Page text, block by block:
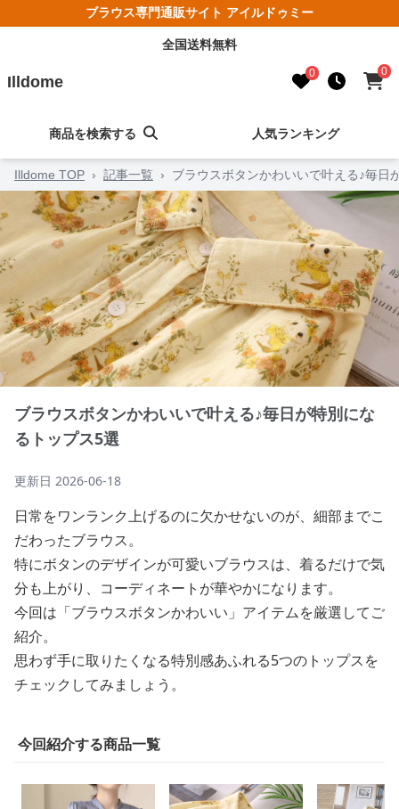
ブラウス専門通販サイト アイルドゥミー
全国送料無料
Illdome 0 0
商品を検索する 人気ランキング
Illdome TOP › 記事一覧 › ブラウスボタンかわいいで叶える♪毎日
ブラウスボタンかわいいで叶える♪毎日が特別にな
るトップス5選
更新日 2026-06-18
日常をワンランク上げるのに欠かせないのが、細部までこ
だわったブラウス。
特にボタンのデザインが可愛いブラウスは、着るだけで気
分も上がり、コーディネートが華やかになります。
今回は「ブラウスボタンかわいい」アイテムを厳選してご
紹介。
思わず手に取りたくなる特別感あふれる5つのトップスを
チェックしてみましょう。
今回紹介する商品一覧